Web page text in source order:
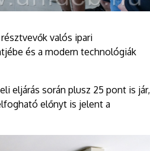
valós ipari
és a modern technológiák
eljárás során plusz 25 pont is jár,
előnyt is jelent a